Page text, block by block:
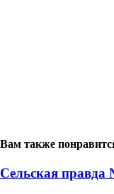
Вам также
Сельская правда